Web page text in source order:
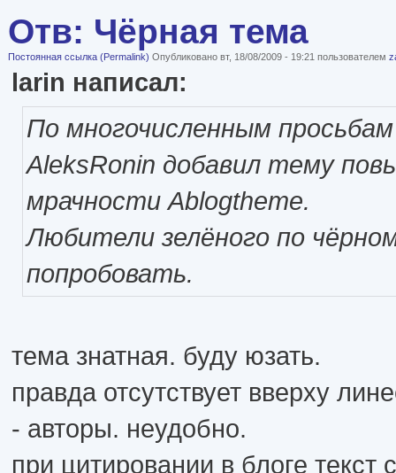
Отв: Чёрная тема
Постоянная ссылка (Permalink) Опубликовано вт, 18/08/2009 - 19:21 пользователем
larin написал:
По многочисленным
AleksRonin добавил тему
мрачности Ablogtheme.
Любители зелёного по
попробовать.
тема знатная. буду юзать.
правда отсутствует вверху
- авторы. неудобно.
при цитировании в блоге текст